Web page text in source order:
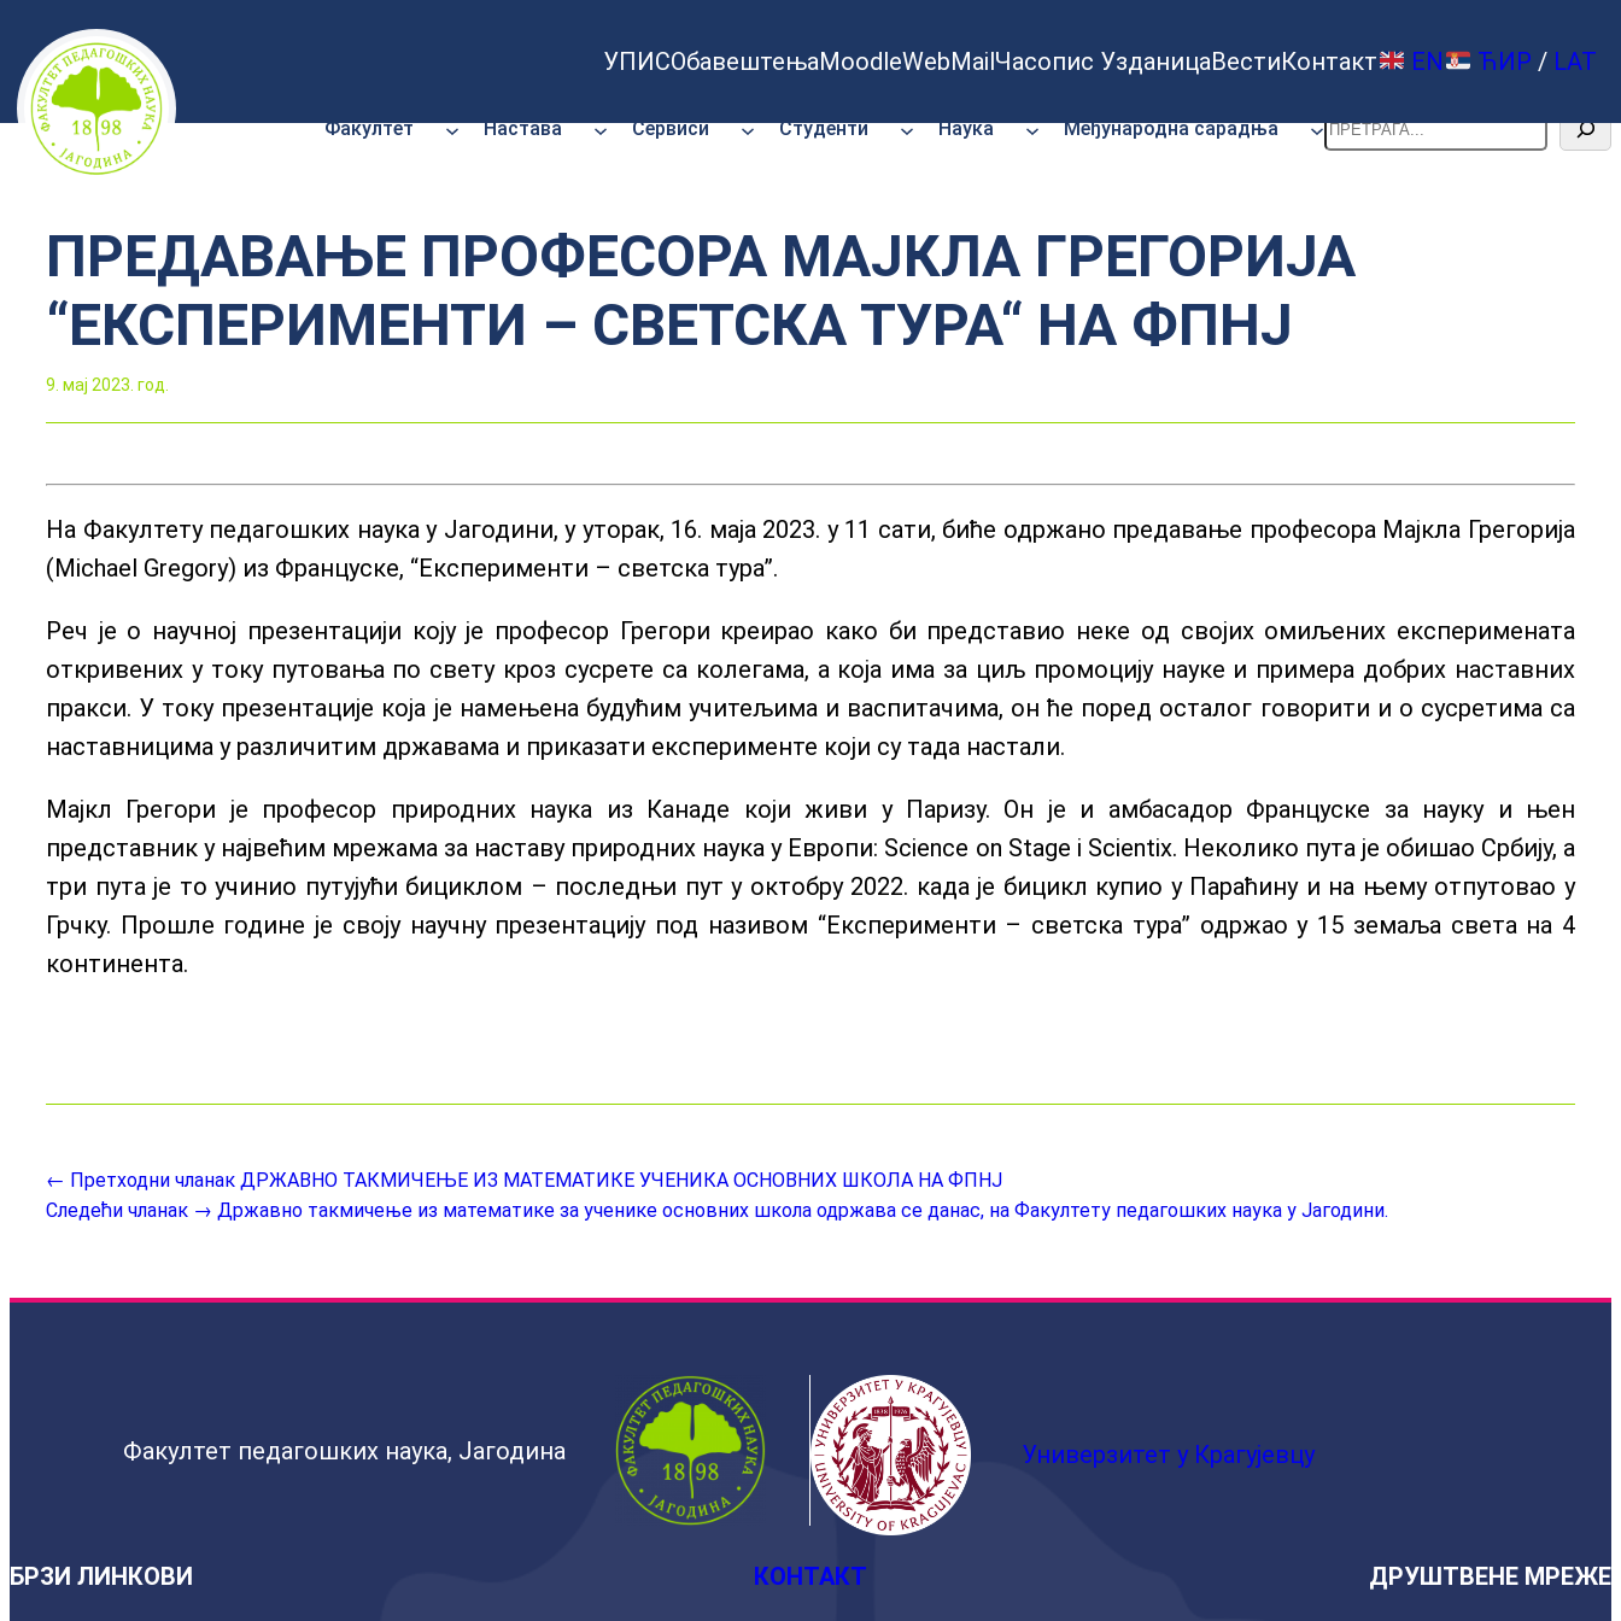
Скочи
на
садржај
УПИСОбавештењаMoodleWebMailЧасопис УзданицаВестиКонтакт EN ЋИР / LAT
Факултет Настава Сервиси Студенти Наука Међународна сарадња Претрага
ПРЕДАВАЊЕ ПРОФЕСОРА МАЈКЛА ГРЕГОРИЈА
“ЕКСПЕРИМЕНТИ – СВЕТСКА ТУРА“ НА ФПНЈ
9. мај 2023. год.
На Факултету педагошких наука у Јагодини, у уторак, 16. маја 2023. у 11 сати, биће одржано предавање професора Мајкла Грегорија
(Michael Gregory) из Француске, “Експерименти – светска тура”.
Реч је о научној презентацији коју је професор Грегори креирао како би представио неке од својих омиљених експеримената
откривених у току путовања по свету кроз сусрете са колегама, а која има за циљ промоцију науке и примера добрих наставних
пракси. У току презентације која је намењена будућим учитељима и васпитачима, он ће поред осталог говорити и о сусретима са
наставницима у различитим државама и приказати експерименте који су тада настали.
Мајкл Грегори је професор природних наука из Канаде који живи у Паризу. Он је и амбасадор Француске за науку и њен
представник у највећим мрежама за наставу природних наука у Европи: Science on Stage i Scientix. Неколико пута је обишао Србију, а
три пута је то учинио путујући бициклом – последњи пут у октобру 2022. када је бицикл купио у Параћину и на њему отпутовао у
Грчку. Прошле године је своју научну презентацију под називом “Експерименти – светска тура” одржао у 15 земаља света на 4
континента.
← Претходни чланак ДРЖАВНО ТАКМИЧЕЊЕ ИЗ МАТЕМАТИКЕ УЧЕНИКA ОСНОВНИХ ШКОЛА НА ФПНЈ
Следећи чланак → Државно такмичење из математике за ученике основних школа одржава се данас, на Факултету педагошких наука у Јагодини.
Факултет педагошких наука, Јагодина Универзитет у Крагујевцу
БРЗИ ЛИНКОВИ КОНТАКТ ДРУШТВЕНЕ МРЕЖЕ